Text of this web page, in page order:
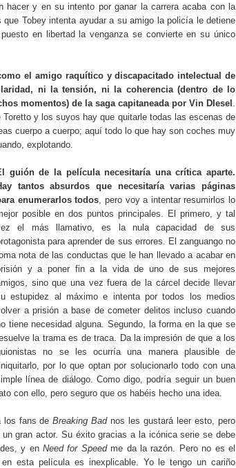
hacer y en su intento por ganar la carrera acaba con la
Tobey intenta ayudar a su amigo la policía le detiene
en libertad la venganza se convierte en su único
el amigo raquítico y discapacitado intelectual de
ni la tensión, ni la coherencia (dentro de lo
momentos) de la saga capitaneada por Vin DIesel
y los suyos hay que quitarle todas las escenas de
cuerpo a cuerpo; aquí todo lo que hay son coches muy
explotando.
guión de la película necesitaría una crítica aparte.
tantos absurdos que necesitaría varias páginas
enumerarlos todos , pero voy a intentar resumirlos lo
posible en dos puntos principales. El primero, y tal
el más llamativo, es la nula capacidad de sus
para aprender de sus errores. El zanguango no
nota de las conductas que le han llevado a acabar en
y a poner fin a la vida de uno de sus mejores
sino que una vez fuera de la cárcel decide llevar
estupidez al máximo e intenta por todos los medios
a prisión a base de cometer delitos incluso cuando
tiene necesidad alguna. Segundo, la forma en la que se
la trama es de traca. Da la impresión de que a los
no se les ocurría una manera plausible de
por lo que optan por solucionarlo todo con una
línea de diálogo.
Como digo, podría seguir un buen
con ello, pero seguro que os habéis hecho una idea.
los fans de Breaking Badnos les gustará leer esto, pero
gran actor. Su éxito gracias a la icónica serie se debe
y en Need for Speedme da la razón. Pero no es el
en esta película es inexplicable. Yo le tengo un cariño